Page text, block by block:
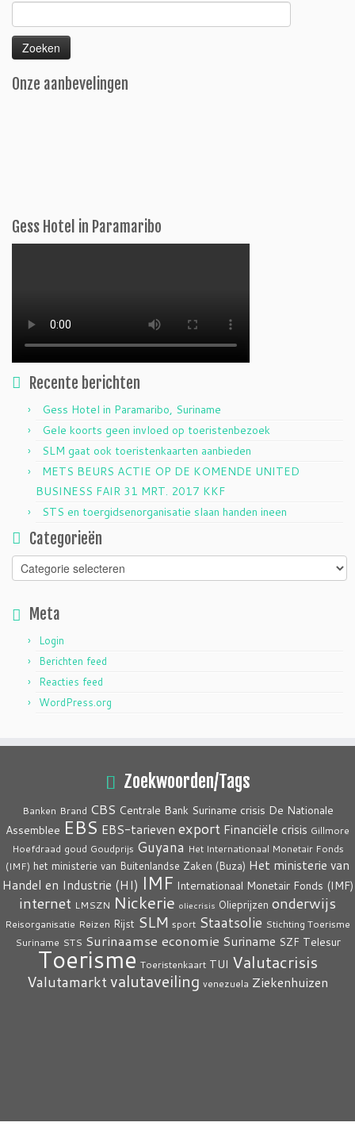
Zoeken
naar:
Onze aanbevelingen
Gess Hotel in Paramaribo
Recente berichten
Gess Hotel in Paramaribo, Suriname
Gele koorts geen invloed op toeristenbezoek
SLM gaat ook toeristenkaarten aanbieden
METS BEURS ACTIE OP DE KOMENDE UNITED
BUSINESS FAIR 31 MRT. 2017 KKF
STS en toergidsenorganisatie slaan handen ineen
Categorieën
Categorieën
Meta
Login
Berichten feed
Reacties feed
WordPress.org
Zoekwoorden/Tags
Banken Brand CBS Centrale Bank Suriname crisis De Nationale
Assemblee EBS EBS-tarieven export Financiële crisis Gillmore
Hoefdraad goud Goudprijs Guyana Het Internationaal Monetair Fonds
(IMF) het ministerie van Buitenlandse Zaken (Buza) Het ministerie van
Handel en Industrie (HI) IMF Internationaal Monetair Fonds (IMF)
internet LMSZN Nickerie oliecrisis Olieprijzen onderwijs
Reisorganisatie Reizen Rijst SLM sport Staatsolie Stichting Toerisme
Suriname STS Surinaamse economie Suriname SZF Telesur
Toerisme Toeristenkaart TUI Valutacrisis
Valutamarktvalutaveiling venezuela Ziekenhuizen